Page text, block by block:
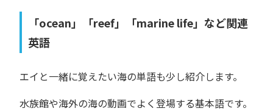
「ocean」「reef」「marine life」など関連
英語
エイと一緒に覚えたい海の単語も少し紹介します。
水族館や海外の海の動画でよく登場する基本語です。